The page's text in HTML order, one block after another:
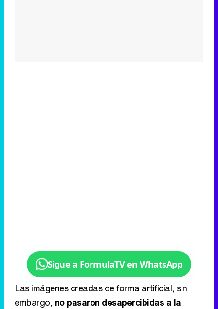
Sigue a FormulaTV en WhatsApp
Las imágenes creadas de forma artificial, sin
embargo, no pasaron desapercibidas a la